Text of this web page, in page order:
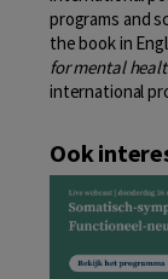
programs and
the book in
for mental
international
Ook